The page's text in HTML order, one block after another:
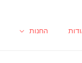
החנות